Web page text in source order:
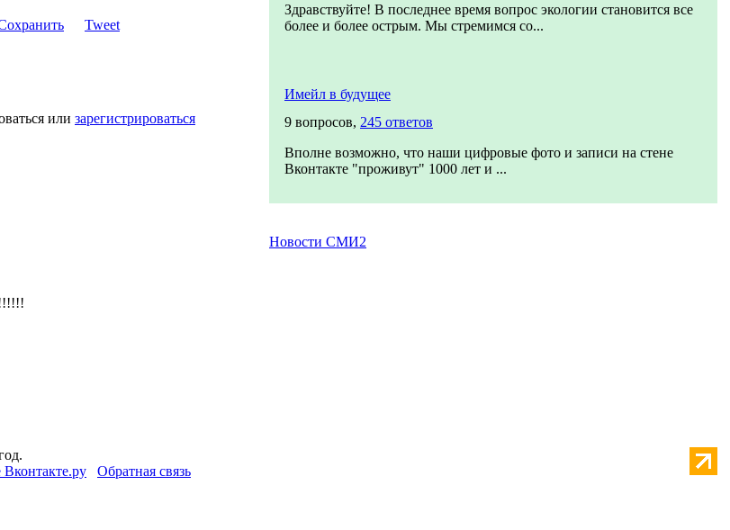
Tweet
или зарегистрироваться
Здравствуйте! В последнее время вопрос экологии становится все
более и более острым. Мы стремимся со...
Имейл в будущее
9 вопросов, 245 ответов
Вполне возможно, что наши цифровые фото и записи на стене
Вконтакте "проживут" 1000 лет и ...
Новости СМИ2
Обратная связь